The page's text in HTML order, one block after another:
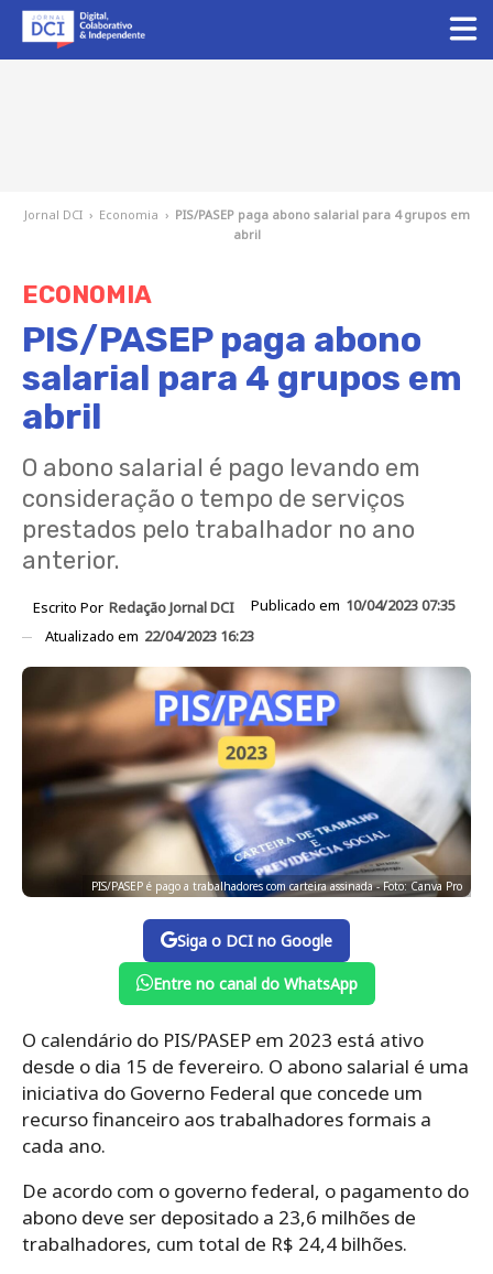
Jornal DCI › Economia › PIS/PASEP paga abono salarial para 4 grupos em
abril
ECONOMIA
PIS/PASEP paga abono
salarial para 4 grupos em
abril
O abono salarial é pago levando em
consideração o tempo de serviços
prestados pelo trabalhador no ano
anterior.
Escrito Por Redação Jornal DCI Publicado em 10/04/2023 07:35
Atualizado em 22/04/2023 16:23
PIS/PASEP é pago a trabalhadores com carteira assinada - Foto: Canva Pro
Siga o DCI no Google
Entre no canal do WhatsApp
O calendário do PIS/PASEP em 2023 está ativo
desde o dia 15 de fevereiro. O abono salarial é uma
iniciativa do Governo Federal que concede um
recurso financeiro aos trabalhadores formais a
cada ano.
De acordo com o governo federal, o pagamento do
abono deve ser depositado a 23,6 milhões de
trabalhadores, cum total de R$ 24,4 bilhões.